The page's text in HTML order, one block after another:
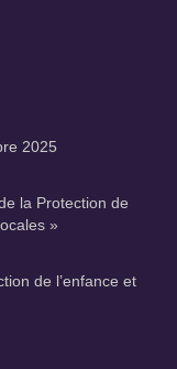
2025
la Protection de
»
de l’enfance et